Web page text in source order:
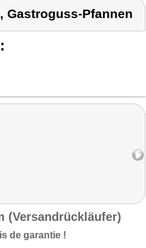
Gastroguss-Pfannen
(Versandrückläufer)
de garantie !